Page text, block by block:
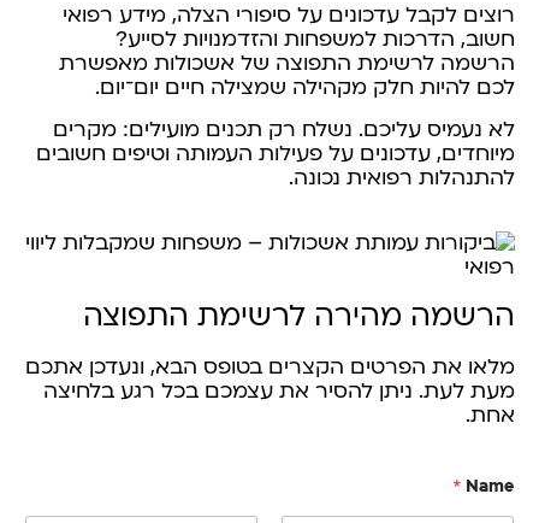
רוצים לקבל עדכונים על סיפורי הצלה, מידע רפואי
חשוב, הדרכות למשפחות והזדמנויות לסייע?
הרשמה לרשימת התפוצה של אשכולות מאפשרת
לכם להיות חלק מקהילה שמצילה חיים יום־יום.
לא נעמיס עליכם. נשלח רק תכנים מועילים: מקרים
מיוחדים, עדכונים על פעילות העמותה וטיפים חשובים
להתנהלות רפואית נכונה.
הרשמה מהירה לרשימת התפוצה
מלאו את הפרטים הקצרים בטופס הבא, ונעדכן אתכם
מעת לעת. ניתן להסיר את עצמכם בכל רגע בלחיצה
אחת.
Name
*